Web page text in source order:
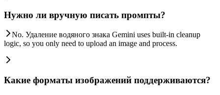
Нужно ли вручную писать промпты?
No. Удаление водяного знака Gemini uses built-in cleanup
logic, so you only need to upload an image and process.
Какие форматы изображений поддерживаются?